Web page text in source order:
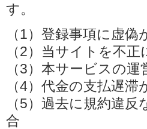
す。
（1）登録事項に虚偽
（2）当サイトを不
（3）本サービスの
（4）代金の支払遅
（5）過去に規約違
合